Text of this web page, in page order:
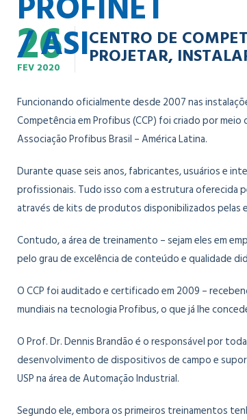
26
FEV 2020
CENTRO DE
PROJETAR,
Funcionando oficialmente desde 2007 nas
Competência em Profibus (CCP) foi criado por
Associação Profibus Brasil – América Latina.
Durante quase seis anos, fabricantes, usuários e
profissionais. Tudo isso com a estrutura oferecida
através de kits de produtos disponibilizados pelas
Contudo, a área de treinamento – sejam eles em
pelo grau de excelência de conteúdo e qualidade
O CCP foi auditado e certificado em 2009 –
mundiais na tecnologia Profibus, o que já lhe
O Prof. Dr. Dennis Brandão é o responsável por
desenvolvimento de dispositivos de campo e
USP na área de Automação Industrial.
Segundo ele, embora os primeiros treinamentos